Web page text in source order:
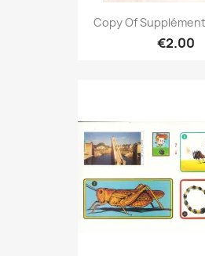
Copy Of
€2.00